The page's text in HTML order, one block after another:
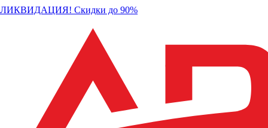
ЛИКВИДАЦИЯ! Скидки до 90%